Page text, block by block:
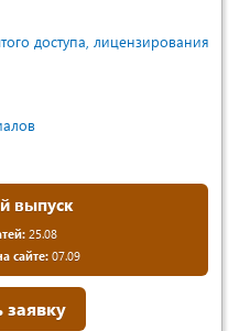
доступа, лицензирования
выпуск
25.08
сайте:07.09
заявку